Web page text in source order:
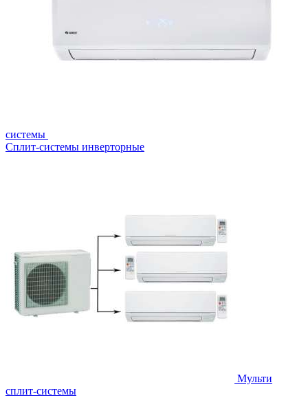
системы
Сплит-системы инверторные
Мульти
сплит-системы